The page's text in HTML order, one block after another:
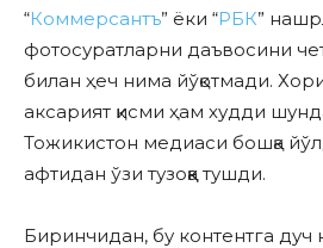
“Коммерсантъ” ёки “РБК”
фотосуратларни даъвосини
билан ҳеч нима йўқотмади.
аксарият қисми ҳам худди
Тожикистон медиаси бошқа
афтидан ўзи тузоққа тушди.
Биринчидан, бу контентга